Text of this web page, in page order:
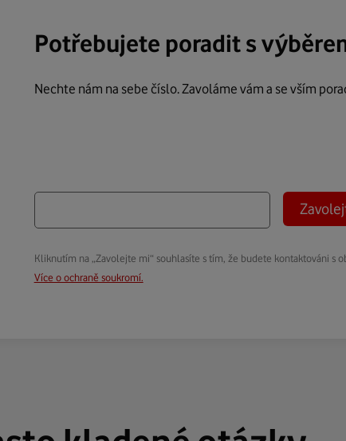
Potřebujete poradit s
Nechte nám na sebe číslo. Zavoláme vám a se vším
Kliknutím na „Zavolejte mi“ souhlasíte s tím, že budete kontaktováni s
Více o ochraně soukromí.